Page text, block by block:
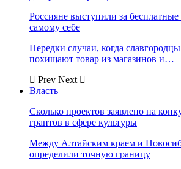
Россияне выступили за бесплатные
самому себе
Нередки случаи, когда
похищают товар из магазинов и…
Prev Next
Власть
Сколько проектов заявлено на
грантов в сфере культуры
Между Алтайским краем и
определили точную границу